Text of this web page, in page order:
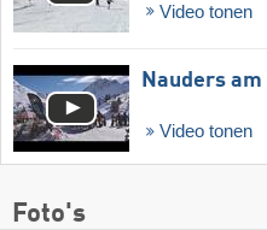
Video tonen
Nauders
Video tonen
Foto's